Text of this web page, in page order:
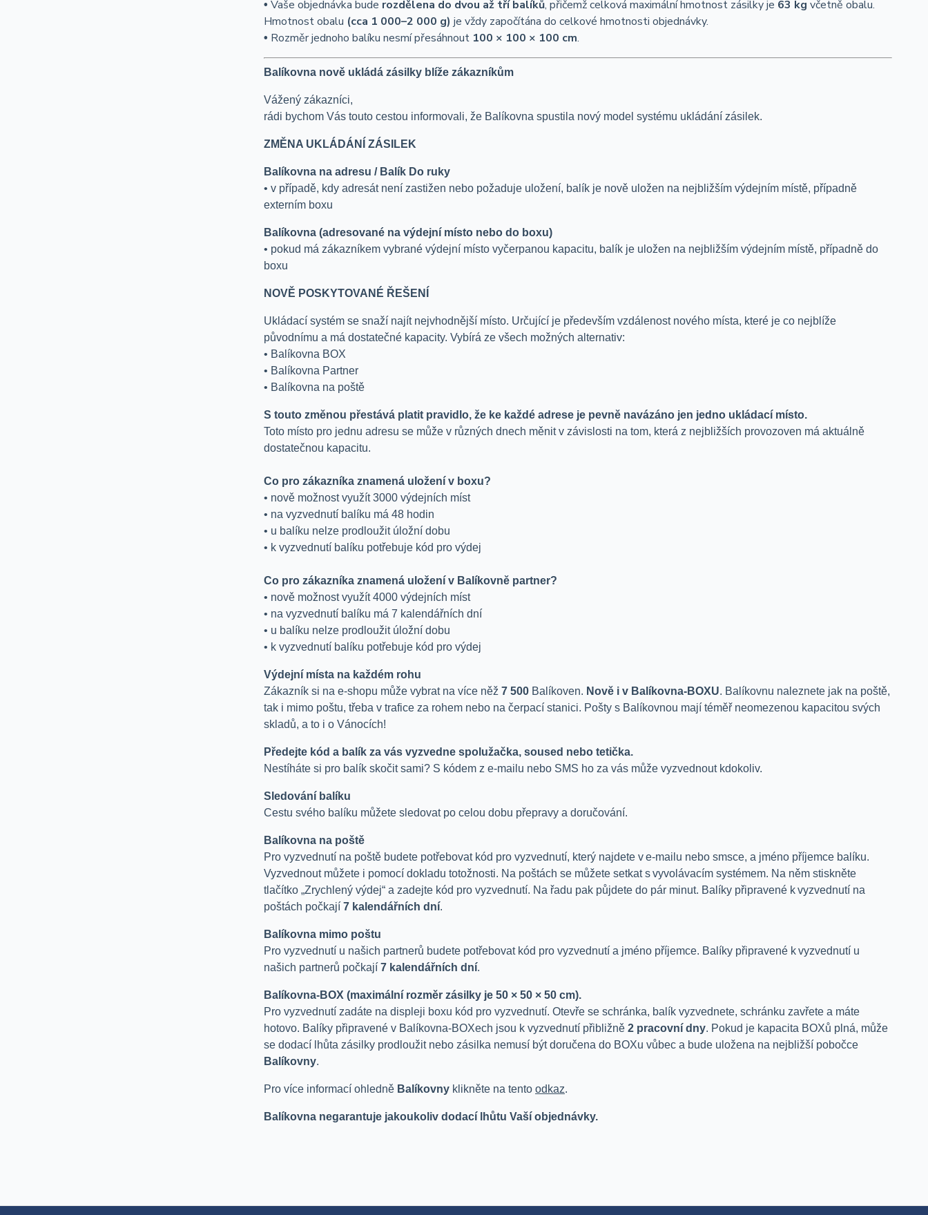
• Vaše objednávka bude rozdělena do dvou až tří balíků, přičemž celková maximální hmotnost zásilky je 63 kg včetně obalu.
Hmotnost obalu (cca 1 000–2 000 g) je vždy započítána do celkové hmotnosti objednávky.
• Rozměr jednoho balíku nesmí přesáhnout 100 × 100 × 100 cm.
Balíkovna nově ukládá zásilky blíže zákazníkům
Vážený zákazníci,
rádi bychom Vás touto cestou informovali, že Balíkovna spustila nový model systému ukládání zásilek.
ZMĚNA UKLÁDÁNÍ ZÁSILEK
Balíkovna na adresu / Balík Do ruky
• v případě, kdy adresát není zastižen nebo požaduje uložení, balík je nově uložen na nejbližším výdejním místě, případně
externím boxu
Balíkovna (adresované na výdejní místo nebo do boxu)
• pokud má zákazníkem vybrané výdejní místo vyčerpanou kapacitu, balík je uložen na nejbližším výdejním místě, případně do
boxu
NOVĚ POSKYTOVANÉ ŘEŠENÍ
Ukládací systém se snaží najít nejvhodnější místo. Určující je především vzdálenost nového místa, které je co nejblíže
původnímu a má dostatečné kapacity. Vybírá ze všech možných alternativ:
• Balíkovna BOX
• Balíkovna Partner
• Balíkovna na poště
S touto změnou přestává platit pravidlo, že ke každé adrese je pevně navázáno jen jedno ukládací místo.
Toto místo pro jednu adresu se může v různých dnech měnit v závislosti na tom, která z nejbližších provozoven má aktuálně
dostatečnou kapacitu.
Co pro zákazníka znamená uložení v boxu?
• nově možnost využít 3000 výdejních míst
• na vyzvednutí balíku má 48 hodin
• u balíku nelze prodloužit úložní dobu
• k vyzvednutí balíku potřebuje kód pro výdej
Co pro zákazníka znamená uložení v Balíkovně partner?
• nově možnost využít 4000 výdejních míst
• na vyzvednutí balíku má 7 kalendářních dní
• u balíku nelze prodloužit úložní dobu
• k vyzvednutí balíku potřebuje kód pro výdej
Výdejní místa na každém rohu
Zákazník si na e-shopu může vybrat na více něž 7 500Balíkoven. Nově i v Balíkovna-BOXU. Balíkovnu naleznete jak na poště,
tak i mimo poštu, třeba v trafice za rohem nebo na čerpací stanici. Pošty s Balíkovnou mají téměř neomezenou kapacitou svých
skladů, a to i o Vánocích!
Předejte kód a balík za vás vyzvedne spolužačka, soused nebo tetička.
Nestíháte si pro balík skočit sami? S kódem z e-mailu nebo SMS ho za vás může vyzvednout kdokoliv.
Sledování balíku
Cestu svého balíku můžete sledovat po celou dobu přepravy a doručování.
Balíkovna na poště
Pro vyzvednutí na poště budete potřebovat kód pro vyzvednutí, který najdete v e-mailu nebo smsce, a jméno příjemce balíku.
Vyzvednout můžete i pomocí dokladu totožnosti. Na poštách se můžete setkat s vyvolávacím systémem. Na něm stiskněte
tlačítko „Zrychlený výdej“ a zadejte kód pro vyzvednutí. Na řadu pak půjdete do pár minut. Balíky připravené k vyzvednutí na
poštách počkají 7 kalendářních dní.
Balíkovna mimo poštu
Pro vyzvednutí u našich partnerů budete potřebovat kód pro vyzvednutí a jméno příjemce. Balíky připravené k vyzvednutí u
našich partnerů počkají 7 kalendářních dní.
Balíkovna-BOX (maximální rozměr zásilky je 50 × 50 × 50 cm).
Pro vyzvednutí zadáte na displeji boxu kód pro vyzvednutí. Otevře se schránka, balík vyzvednete, schránku zavřete a máte
hotovo. Balíky připravené v Balíkovna-BOXech jsou k vyzvednutí přibližně 2 pracovní dny. Pokud je kapacita BOXů plná, může
se dodací lhůta zásilky prodloužit nebo zásilka nemusí být doručena do BOXu vůbec a bude uložena na nejbližší pobočce
Balíkovny.
Pro více informací ohledně Balíkovnyklikněte na tento odkaz.
Balíkovna negarantuje jakoukoliv dodací lhůtu Vaší objednávky.